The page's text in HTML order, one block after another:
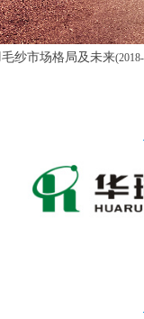
格局及未来(2018-11-09)